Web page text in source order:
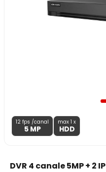
12 fps /canal
5 MP
max 1 x
HDD
DVR 4 canale 5MP + 2